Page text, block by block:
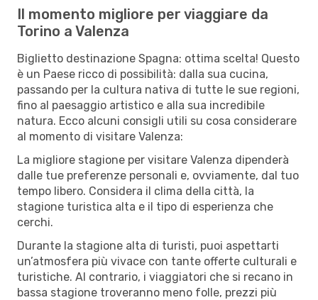
Il momento migliore per viaggiare da
Torino a Valenza
Biglietto destinazione Spagna: ottima scelta! Questo
è un Paese ricco di possibilità: dalla sua cucina,
passando per la cultura nativa di tutte le sue regioni,
fino al paesaggio artistico e alla sua incredibile
natura. Ecco alcuni consigli utili su cosa considerare
al momento di visitare Valenza:
La migliore stagione per visitare Valenza dipenderà
dalle tue preferenze personali e, ovviamente, dal tuo
tempo libero. Considera il clima della città, la
stagione turistica alta e il tipo di esperienza che
cerchi.
Durante la stagione alta di turisti, puoi aspettarti
un’atmosfera più vivace con tante offerte culturali e
turistiche. Al contrario, i viaggiatori che si recano in
bassa stagione troveranno meno folle, prezzi più